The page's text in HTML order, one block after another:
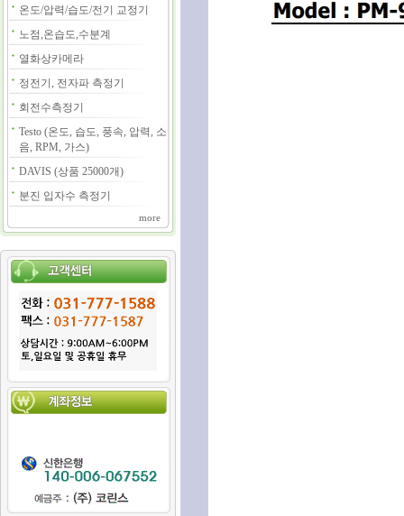
온도/압력/습도/전기 교정기
노점,온습도,수분계
열화상카메라
정전기, 전자파 측정기
회전수측정기
Testo (온도, 습도, 풍속, 압력, 소
음, RPM, 가스)
DAVIS (상품 25000개)
분진 입자수 측정기
more